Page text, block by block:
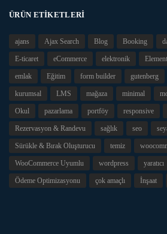
ÜRÜN ETIKETLERI
ajans Ajax Search Blog Booking
E-ticaret eCommerce elektronik
emlak Eğitim form builder gutenberg
kurumsal LMS mağaza minimal
Okul pazarlama portföy responsive
Rezervasyon & Randevu sağlık seo
Sürükle & Bırak Oluşturucu temiz
WooCommerce Uyumlu wordpress yaratıcı
Ödeme Optimizasyonu çok amaçlı İnşaat